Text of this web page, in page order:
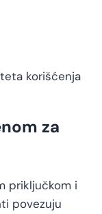
korišćenja
za
priključkom i
povezuju